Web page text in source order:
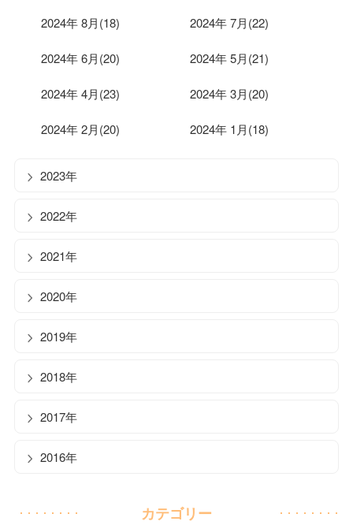
2024年 8月(18) 2024年 7月(22)
2024年 6月(20) 2024年 5月(21)
2024年 4月(23) 2024年 3月(20)
2024年 2月(20) 2024年 1月(18)
2023年
2022年
2021年
2020年
2019年
2018年
2017年
2016年
カテゴリー